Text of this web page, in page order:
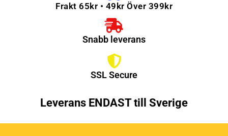
Frakt 65kr • 49kr Över 399kr
Snabb leverans
SSL Secure
Leverans ENDAST till Sverige